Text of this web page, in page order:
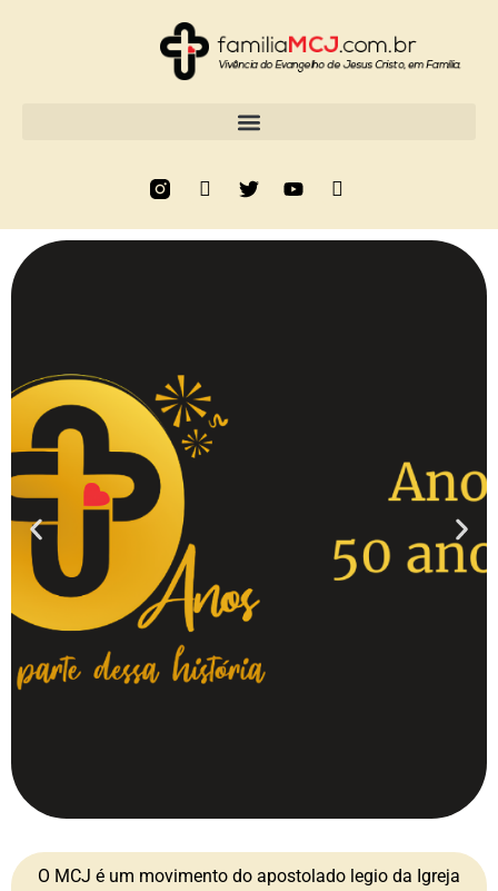
O MCJ é um movimento do apostolado legio da Igreja